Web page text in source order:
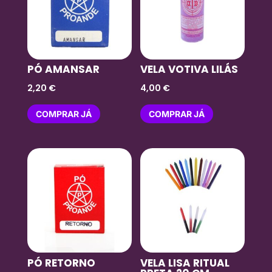
PÓ AMANSAR
2,20 €
COMPRAR JÁ
VELA VOTIVA LILÁS
4,00 €
COMPRAR JÁ
PÓ RETORNO VELA LISA RITUAL